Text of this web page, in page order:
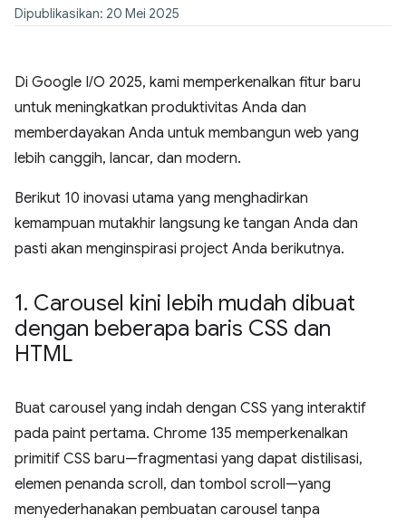
Dipublikasikan: 20 Mei 2025
Di Google I/O 2025, kami memperkenalkan fitur baru
untuk meningkatkan produktivitas Anda dan
memberdayakan Anda untuk membangun web yang
lebih canggih, lancar, dan modern.
Berikut 10 inovasi utama yang menghadirkan
kemampuan mutakhir langsung ke tangan Anda dan
pasti akan menginspirasi project Anda berikutnya.
1. Carousel kini lebih mudah dibuat
dengan beberapa baris CSS dan
HTML
Buat carousel yang indah dengan CSS yang interaktif
pada paint pertama. Chrome 135 memperkenalkan
primitif CSS baru—fragmentasi yang dapat distilisasi,
elemen penanda scroll, dan tombol scroll—yang
menyederhanakan pembuatan carousel tanpa